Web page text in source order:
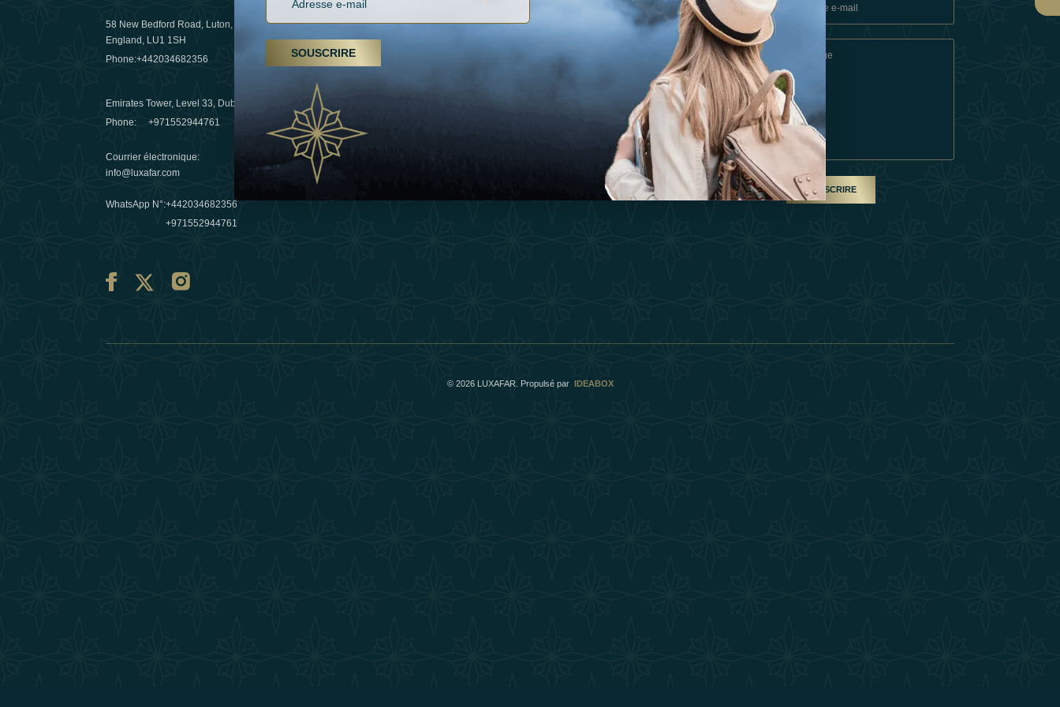
58 New Bedford Road, Luton,
England, LU1 1SH
Phone:+442034682356
Emirates Tower, Level 33, Dubai, UAE
Phone:+971552944761
Courrier électronique:
info@luxafar.com
WhatsApp N°:+442034682356
+971552944761
arabes unis s'imposent comme une
Evasions hivernales pour les voyageurs des
Émirats : redéfinir le voyage de luxe
10 March 2025
Inspirations
Termes Et Conditions
Devenez Partenaire
Our Team
SOUSCRIRE
© 2026 LUXAFAR. Propulsé par IDEABOX
SOUSCRIRE